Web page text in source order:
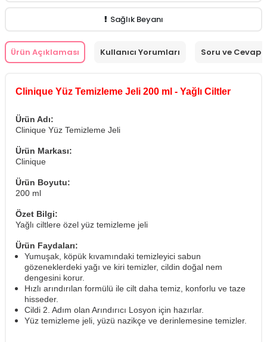
Sağlık Beyanı
Ürün Açıklaması Kullanıcı Yorumları Soru ve Cevap
Clinique Yüz Temizleme Jeli 200 ml - Yağlı Ciltler
Ürün Adı:
Clinique Yüz Temizleme Jeli
Ürün Markası:
Clinique
Ürün Boyutu:
200 ml
Özet Bilgi:
Yağlı ciltlere özel yüz temizleme jeli
Ürün Faydaları:
Yumuşak, köpük kıvamındaki temizleyici sabun
gözeneklerdeki yağı ve kiri temizler, cildin doğal nem
dengesini korur.
Hızlı arındırılan formülü ile cilt daha temiz, konforlu ve taze
hisseder.
Cildi 2. Adım olan Arındırıcı Losyon için hazırlar.
Yüz temizleme jeli, yüzü nazikçe ve derinlemesine temizler.